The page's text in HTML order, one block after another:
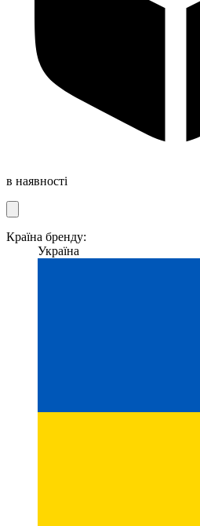
в наявності
Країна бренду:
Україна